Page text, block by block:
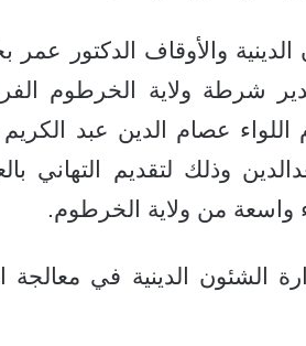
الدينية والأوقاف الدكتور
شرطة ولاية الخرطوم
عصام الدين عبد الكريم
وذلك لتقديم التهاني
واسعة من ولاية الخرطوم.
الشئون الدينية في معالجة